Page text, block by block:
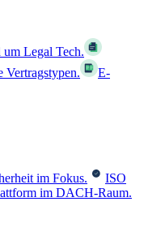
Legal Tech.
Vertragstypen.
E-
im Fokus.
ISO
im DACH-Raum.